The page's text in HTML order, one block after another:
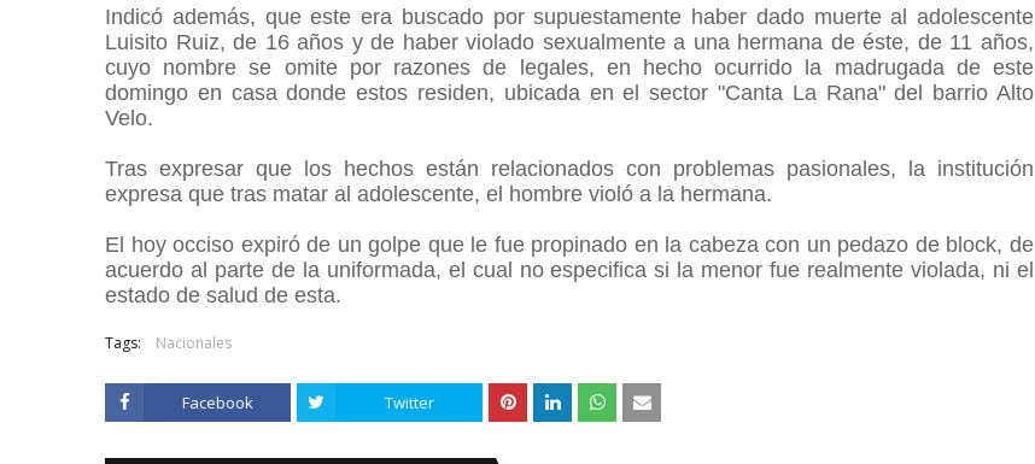
Indicó además, que este era buscado por supuestamente haber dado muerte al adolescente
Luisito Ruiz, de 16 años y de haber violado sexualmente a una hermana de éste, de 11 años,
cuyo nombre se omite por razones de legales, en hecho ocurrido la madrugada de este
domingo en casa donde estos residen, ubicada en el sector "Canta La Rana" del barrio Alto
Velo.
Tras expresar que los hechos están relacionados con problemas pasionales, la institución
expresa que tras matar al adolescente, el hombre violó a la hermana.
El hoy occiso expiró de un golpe que le fue propinado en la cabeza con un pedazo de block, de
acuerdo al parte de la uniformada, el cual no especifica si la menor fue realmente violada, ni el
estado de salud de esta.
Tags: Nacionales
Facebook Twitter